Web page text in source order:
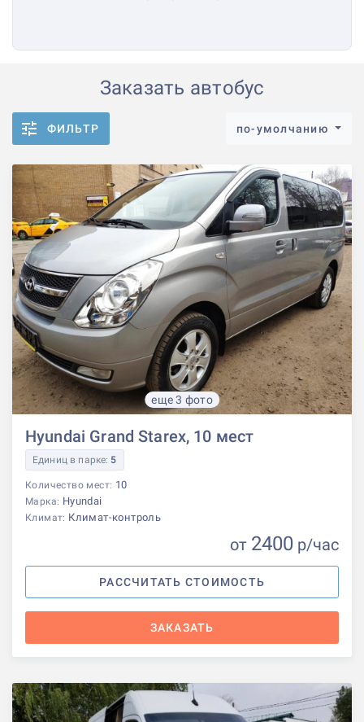
Заказать автобус
ФИЛЬТР по-умолчанию
еще 3 фото
Hyundai Grand Starex, 10 мест
Единиц в парке: 5
Количество мест: 10
Марка: Hyundai
Климат: Климат-контроль
от 2400 р/час
РАССЧИТАТЬ СТОИМОСТЬ
ЗАКАЗАТЬ